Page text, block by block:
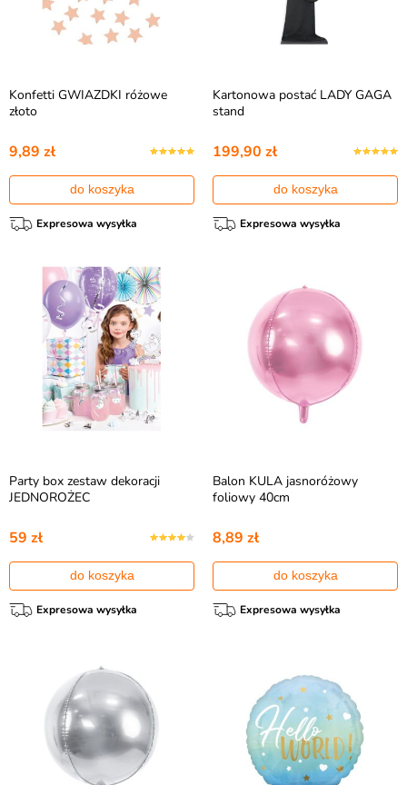
Konfetti GWIAZDKI różowe
złoto
9,89 zł
do koszyka
Expresowa wysyłka
Kartonowa postać LADY GAGA
stand
199,90 zł
do koszyka
Expresowa wysyłka
Party box zestaw dekoracji
JEDNOROŻEC
59 zł
do koszyka
Expresowa wysyłka
Balon KULA jasnoróżowy
foliowy 40cm
8,89 zł
do koszyka
Expresowa wysyłka